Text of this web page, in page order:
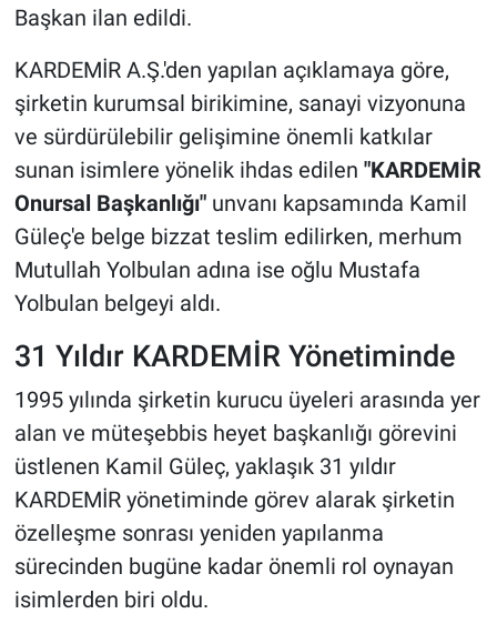
Başkan ilan edildi.
KARDEMİR A.Ş.'den yapılan açıklamaya göre,
şirketin kurumsal birikimine, sanayi vizyonuna
ve sürdürülebilir gelişimine önemli katkılar
sunan isimlere yönelik ihdas edilen "KARDEMİR
Onursal Başkanlığı"unvanı kapsamında Kamil
Güleç'e belge bizzat teslim edilirken, merhum
Mutullah Yolbulan adına ise oğlu Mustafa
Yolbulan belgeyi aldı.
31 Yıldır KARDEMİR Yönetiminde
1995 yılında şirketin kurucu üyeleri arasında yer
alan ve müteşebbis heyet başkanlığı görevini
üstlenen Kamil Güleç, yaklaşık 31 yıldır
KARDEMİR yönetiminde görev alarak şirketin
özelleşme sonrası yeniden yapılanma
sürecinden bugüne kadar önemli rol oynayan
isimlerden biri oldu.